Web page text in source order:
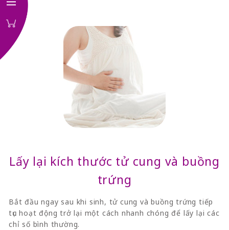
Lấy lại kích thước tử cung và buồng
trứng
Bắt đầu ngay sau khi sinh, tử cung và buồng trứng tiếp
tục hoạt động trở lại một cách nhanh chóng để lấy lại các
chỉ số bình thường.